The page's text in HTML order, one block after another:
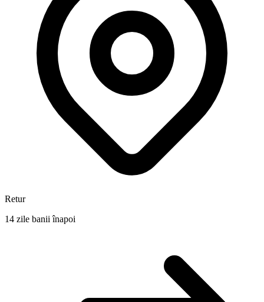
Retur
14 zile banii înapoi